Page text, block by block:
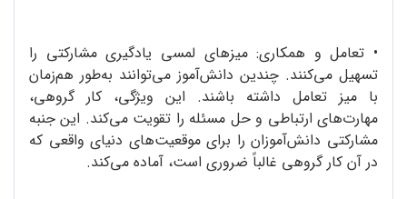
• تعامل و همکاری: میزهای لمسی یادگیری مشارکتی را
تسهیل می‌کنند. چندین دانش‌آموز می‌توانند به‌طور هم‌زمان
با میز تعامل داشته باشند. این ویژگی، کار گروهی،
مهارت‌های ارتباطی و حل مسئله را تقویت می‌کند. این جنبه
مشارکتی دانش‌آموزان را برای موقعیت‌های دنیای واقعی که
در آن کار گروهی غالباً ضروری است، آماده می‌کند.